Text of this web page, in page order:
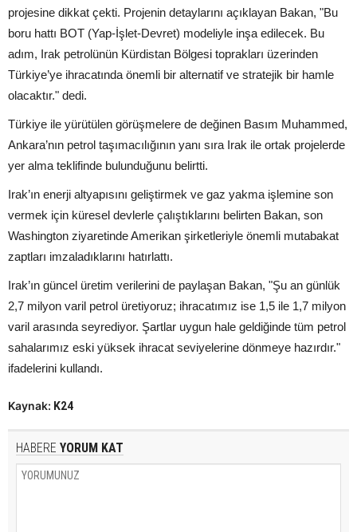
projesine dikkat çekti. Projenin detaylarını açıklayan Bakan, "Bu
boru hattı BOT (Yap-İşlet-Devret) modeliyle inşa edilecek. Bu
adım, Irak petrolünün Kürdistan Bölgesi toprakları üzerinden
Türkiye’ye ihracatında önemli bir alternatif ve stratejik bir hamle
olacaktır." dedi.
Türkiye ile yürütülen görüşmelere de değinen Basım Muhammed,
Ankara’nın petrol taşımacılığının yanı sıra Irak ile ortak projelerde
yer alma teklifinde bulunduğunu belirtti.
Irak’ın enerji altyapısını geliştirmek ve gaz yakma işlemine son
vermek için küresel devlerle çalıştıklarını belirten Bakan, son
Washington ziyaretinde Amerikan şirketleriyle önemli mutabakat
zaptları imzaladıklarını hatırlattı.
Irak’ın güncel üretim verilerini de paylaşan Bakan, "Şu an günlük
2,7 milyon varil petrol üretiyoruz; ihracatımız ise 1,5 ile 1,7 milyon
varil arasında seyrediyor. Şartlar uygun hale geldiğinde tüm petrol
sahalarımız eski yüksek ihracat seviyelerine dönmeye hazırdır."
ifadelerini kullandı.
Kaynak: K24
HABERE YORUM KAT